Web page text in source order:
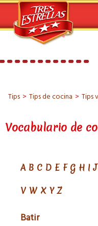
Tips > Tips de cocina > Tips
Vocabulario de
A B C D E F G H I J
V W X Y Z
Batir